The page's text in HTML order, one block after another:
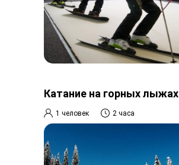
Катание на горных лыжах
1 человек 2 часа